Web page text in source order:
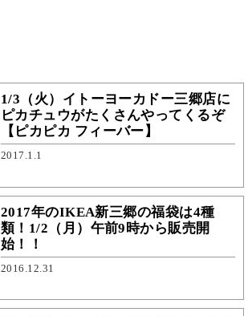
1/3（火）イトーヨーカドー三郷店に
ピカチュウがたくさんやってくるぞ
【ピカピカ フィーバー】
2017.1.1
2017年のIKEA新三郷の福袋は4種
類！1/2（月）午前9時から販売開
始！！
2016.12.31